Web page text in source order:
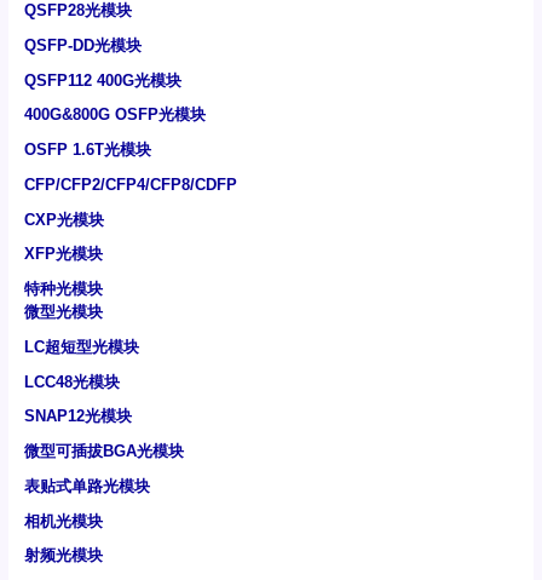
QSFP28光模块
QSFP-DD光模块
QSFP112 400G光模块
400G&800G OSFP光模块
OSFP 1.6T光模块
CFP/CFP2/CFP4/CFP8/CDFP
CXP光模块
XFP光模块
特种光模块
微型光模块
LC超短型光模块
LCC48光模块
SNAP12光模块
微型可插拔BGA光模块
表贴式单路光模块
相机光模块
射频光模块